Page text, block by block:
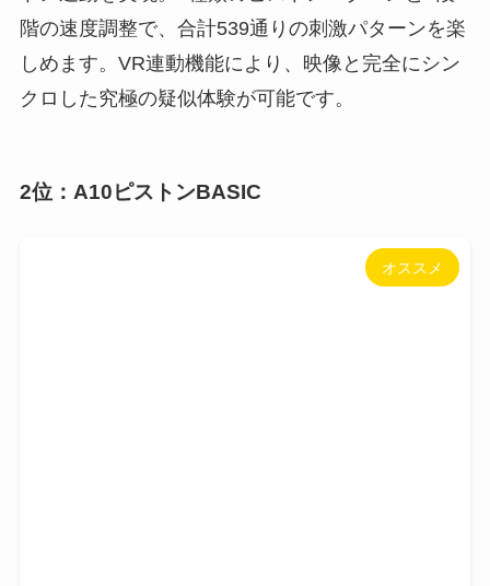
階の速度調整で、合計539通りの刺激パターンを楽
しめます。VR連動機能により、映像と完全にシン
クロした究極の疑似体験が可能です。
2位：A10ピストンBASIC
オススメ